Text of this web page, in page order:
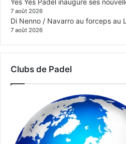
7 août 2026
Di Nenno / Navarro au forceps au
7 août 2026
Clubs de Padel